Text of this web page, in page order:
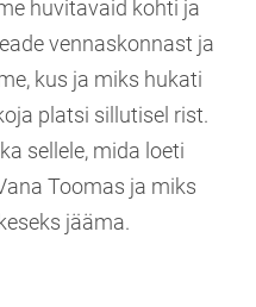
huvitavaid kohti ja
vennaskonnast ja
kus ja miks hukati
platsi sillutisel rist.
sellele, mida loeti
Toomas ja miks
jääma.